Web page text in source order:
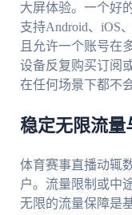
大屏体验。一个好
支持Android、iOS
且允许一个账号在
设备反复购买订阅
在任何场景下都不
稳定无限流量
体育赛事直播动辄
户。流量限制或中
无限的流量保障是